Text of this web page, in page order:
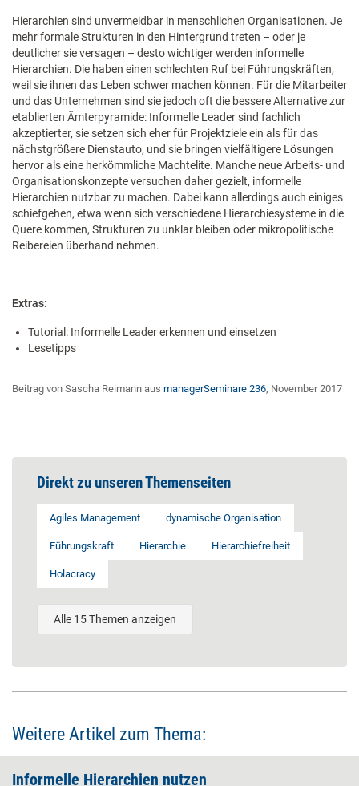
Hierarchien sind unvermeidbar in menschlichen Organisationen. Je
mehr formale Strukturen in den Hintergrund treten – oder je
deutlicher sie versagen – desto wichtiger werden informelle
Hierarchien. Die haben einen schlechten Ruf bei Führungskräften,
weil sie ihnen das Leben schwer machen können. Für die Mitarbeiter
und das Unternehmen sind sie jedoch oft die bessere Alternative zur
etablierten Ämterpyramide: Informelle Leader sind fachlich
akzeptierter, sie setzen sich eher für Projektziele ein als für das
nächstgrößere Dienstauto, und sie bringen vielfältigere Lösungen
hervor als eine herkömmliche Machtelite. Manche neue Arbeits- und
Organisationskonzepte versuchen daher gezielt, informelle
Hierarchien nutzbar zu machen. Dabei kann allerdings auch einiges
schiefgehen, etwa wenn sich verschiedene Hierarchiesysteme in die
Quere kommen, Strukturen zu unklar bleiben oder mikropolitische
Reibereien überhand nehmen.
Extras:
Tutorial: Informelle Leader erkennen und einsetzen
Lesetipps
Beitrag von Sascha Reimann aus managerSeminare 236, November 2017
Direkt zu unseren Themenseiten
Agiles Management dynamische Organisation
Führungskraft Hierarchie Hierarchiefreiheit
Holacracy
Alle 15 Themen anzeigen
Weitere Artikel zum Thema:
Informelle ­Hierarchien nutzen